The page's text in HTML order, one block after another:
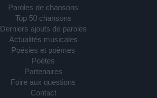
Paroles de chansons
Top 50 chansons
Derniers ajouts de paroles
Actualités musicales
Poésies et poèmes
Poètes
Partenaires
Foire aux questions
Contact